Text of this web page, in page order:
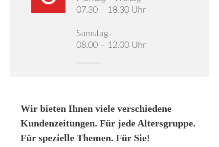
07.30 – 18.30 Uhr
Samstag
08.00 – 12.00 Uhr
Wir bieten Ihnen viele verschiedene
Kundenzeitungen. Für jede Altersgruppe.
Für spezielle Themen. Für Sie!